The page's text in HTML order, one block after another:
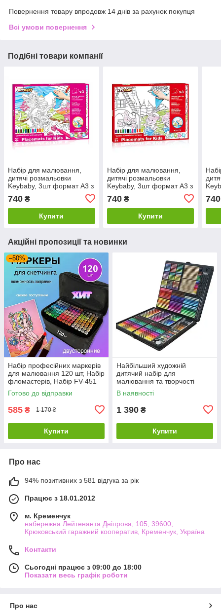
Повернення товару впродовж 14 днів за рахунок покупця
Всі умови повернення
Подібні товари компанії
Набір для малювання,
дитячі розмальовки
Keybaby, 3шт формат А3 з
серветкою для очищення,
Pink
740 ₴
Купити
Набір для малювання,
дитячі розмальовки
Keybaby, 3шт формат А3 з
серветкою для очищення,
Red
740₴
Купити
740
Акційні пропозиції та новинки
–50%
Набір професійних маркерів
для малювання 120 шт, Набір
фломастерів, Набір FV-451
маркерів sketch
Готово до відправки
585 ₴ 1 170 ₴
Купити
Найбільший художній
дитячий набір для
малювання та творчості
Colorful Italy на 288
предметів!!!
В наявності
1 390 ₴
Купити
Про нас
94% позитивних з 581 відгука за рік
Працює з 18.01.2012
м. Кременчук
набережна Лейтенанта Дніпрова, 105, 39600,
Крюковський гаражний кооператив, Кременчук, Україна
Контакти
Сьогодні працює з 09:00 до 18:00
Показати весь графік роботи
Про нас